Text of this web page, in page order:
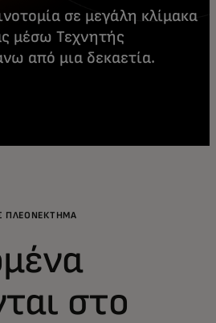
σε μεγάλη κλίμακα
μέσω Τεχνητής
από μια δεκαετία.
ΠΛΕΟΝΈΚΤΗΜΑ
στο